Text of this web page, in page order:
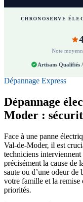
CHRONOSERVE
Note
Artisans Qualifiés /
Dépannage Express
Dépannage
Moder :
Face à une panne
Val-de-Moder, il est
techniciens
précisément la cause de
saute ou d’une odeur
votre famille et la remise
priorités.